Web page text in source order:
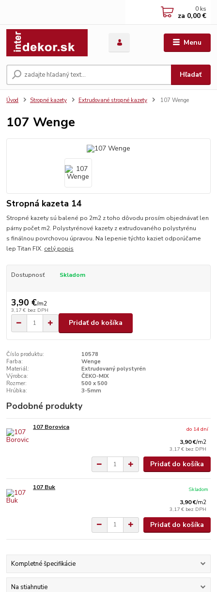
Menu
Hľadať
0 ks
za 0,00 €
Úvod Stropné kazety Extrudované stropné kazety 107 Wenge
107 Wenge
Stropná kazeta 14
Stropné kazety sú balené po 2m2 z toho dôvodu prosím objednávať len
párny počet m2. Polystyrénové kazety z extrudovaného polystyrénu
s finálnou povrchovou úpravou. Na lepenie týchto kaziet odporúčame
lep Titan FIX. celý popis
Dostupnosť Skladom
3,90 €/m2
3,17 € bez DPH
Pridať do košíka
Číslo produktu:
10578
Farba:
Wenge
Materiál:
Extrudovaný polystyrén
Výrobca:
ČEKO-MIX
Rozmer:
500 x 500
Hrúbka:
3-5mm
Podobné produkty
107 Borovica
3,90 €/m2
3,17 € bez DPH
do 14 dní
Pridať do košíka
107 Buk
3,90 €/m2
3,17 € bez DPH
Skladom
Pridať do košíka
Kompletné špecifikácie
Na stiahnutie